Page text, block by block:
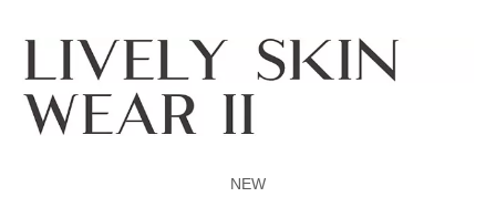
NEW